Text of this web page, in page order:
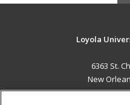
Loyola
6363 St.
New